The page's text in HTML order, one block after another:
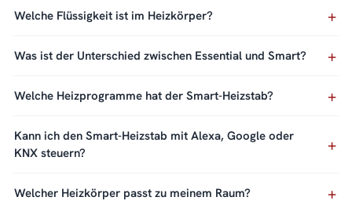
Welche Flüssigkeit ist im Heizkörper?
Was ist der Unterschied zwischen Essential und Smart?
Welche Heizprogramme hat der Smart-Heizstab?
Kann ich den Smart-Heizstab mit Alexa, Google oder
KNX steuern?
Welcher Heizkörper passt zu meinem Raum?